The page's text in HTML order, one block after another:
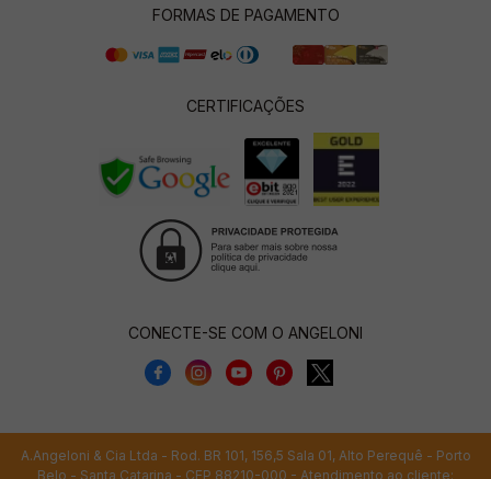
FORMAS DE PAGAMENTO
CERTIFICAÇÕES
CONECTE-SE COM O ANGELONI
A.Angeloni & Cia Ltda - Rod. BR 101, 156,5 Sala 01, Alto Perequê - Porto
Belo - Santa Catarina - CEP 88210-000 - Atendimento ao cliente: